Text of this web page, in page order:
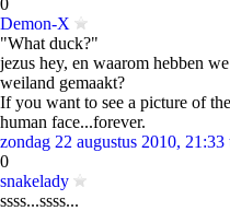
0
Demon-X
"What duck?"
jezus hey, en waarom hebben
weiland gemaakt?
If you want to see a picture of
human face...forever.
zondag 22 augustus 2010, 21:33
0
snakelady
ssss...ssss...